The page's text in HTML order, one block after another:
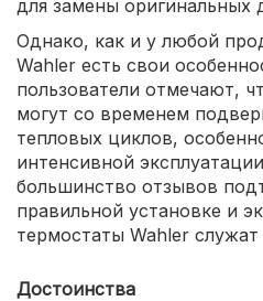
для замены оригинальных
Однако, как и у любой
Wahler есть свои
пользователи отмечают,
могут со временем
тепловых циклов,
интенсивной
большинство отзывов
правильной установке и
термостаты Wahler
Достоинства